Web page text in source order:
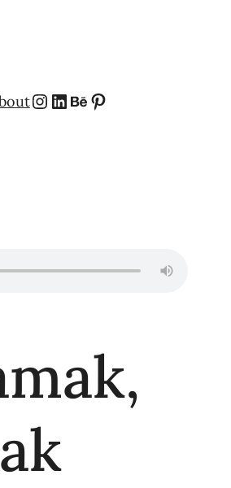
Instagram
LinkedIn
Behance
Pinterest